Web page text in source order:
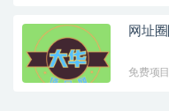
网址
免费项目